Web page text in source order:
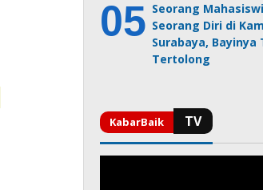
Seorang
Seorang Diri di
Surabaya, Bayinya
Tertolong